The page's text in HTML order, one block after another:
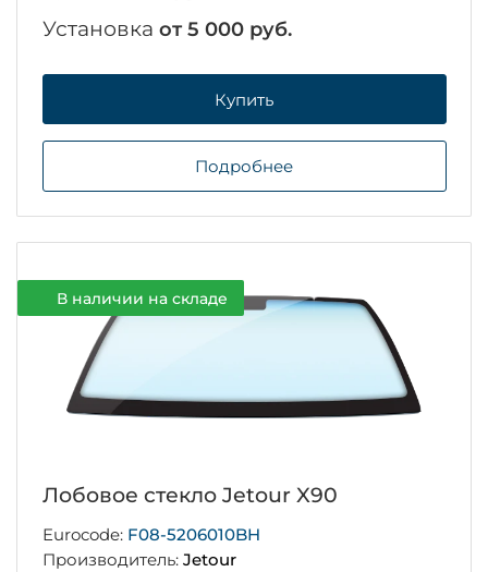
Установка от 5 000 руб.
Купить
Подробнее
В наличии на складе
Лобовое стекло Jetour X90
Eurocode: F08-5206010BH
Производитель: Jetour